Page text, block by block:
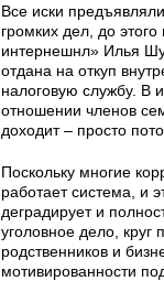
Все иски
громких дел, до
интернешнл» Илья
отдана на откуп
налоговую службу. В
отношении членов
доходит – просто
Поскольку многие
работает система, и
деградирует и
уголовное дело,
родственников и
мотивированности